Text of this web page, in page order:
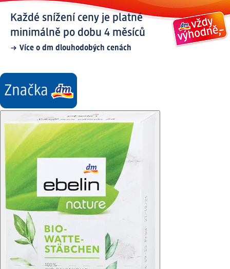
Každé snížení ceny je platné
minimálně po dobu 4 měsíců
Více o dm dlouhodobých cenách